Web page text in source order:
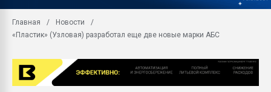
28.07.2026
Всё, что касается
бутылок
Главная
Новости
«Пластик» (Узловая) разработал еще две новые марки АБС